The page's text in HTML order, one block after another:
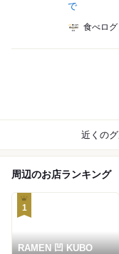
で
食べロ
近くの
周辺のお店ランキング
1
RAMEN 凹 KUBO